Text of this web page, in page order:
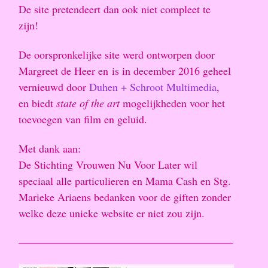
De site pretendeert dan ook niet compleet te
zijn!
De oorspronkelijke site werd ontworpen door
Margreet de Heer en is in december 2016 geheel
vernieuwd door Duhen + Schroot Multimedia,
en biedt state of the artmogelijkheden voor het
toevoegen van film en geluid.
Met dank aan:
De Stichting Vrouwen Nu Voor Later wil
speciaal alle particulieren en Mama Cash en Stg.
Marieke Ariaens bedanken voor de giften zonder
welke deze unieke website er niet zou zijn.